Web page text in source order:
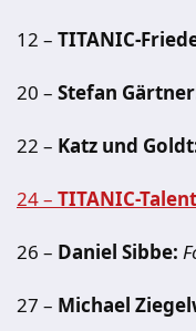
12 – TITANIC-
20 – Stefan
22 – Katz und
24 – TITANIC-
26 – Daniel Sibbe:
27 – Michael